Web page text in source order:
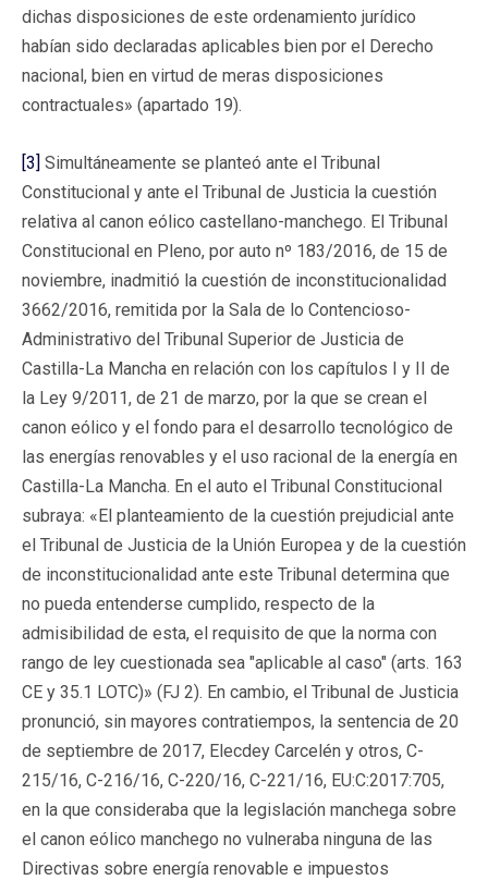
dichas disposiciones de este ordenamiento jurídico
habían sido declaradas aplicables bien por el Derecho
nacional, bien en virtud de meras disposiciones
contractuales» (apartado 19).
[3] Simultáneamente se planteó ante el Tribunal
Constitucional y ante el Tribunal de Justicia la cuestión
relativa al canon eólico castellano-manchego. El Tribunal
Constitucional en Pleno, por auto nº 183/2016, de 15 de
noviembre, inadmitió la cuestión de inconstitucionalidad
3662/2016, remitida por la Sala de lo Contencioso-
Administrativo del Tribunal Superior de Justicia de
Castilla-La Mancha en relación con los capítulos I y II de
la Ley 9/2011, de 21 de marzo, por la que se crean el
canon eólico y el fondo para el desarrollo tecnológico de
las energías renovables y el uso racional de la energía en
Castilla-La Mancha. En el auto el Tribunal Constitucional
subraya: «El planteamiento de la cuestión prejudicial ante
el Tribunal de Justicia de la Unión Europea y de la cuestión
de inconstitucionalidad ante este Tribunal determina que
no pueda entenderse cumplido, respecto de la
admisibilidad de esta, el requisito de que la norma con
rango de ley cuestionada sea "aplicable al caso" (arts. 163
CE y 35.1 LOTC)» (FJ 2). En cambio, el Tribunal de Justicia
pronunció, sin mayores contratiempos, la sentencia de 20
de septiembre de 2017, Elecdey Carcelén y otros, C-
215/16, C-216/16, C-220/16, C-221/16, EU:C:2017:705,
en la que consideraba que la legislación manchega sobre
el canon eólico manchego no vulneraba ninguna de las
Directivas sobre energía renovable e impuestos